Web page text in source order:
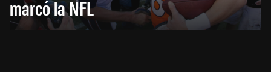
marcó la NFL